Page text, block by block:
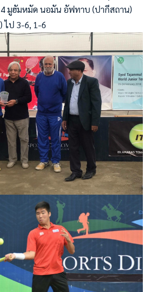
มูฮัมหมัด นอมัน อัฟทาบ (ปากีสถาน)
ไป 3-6, 1-6